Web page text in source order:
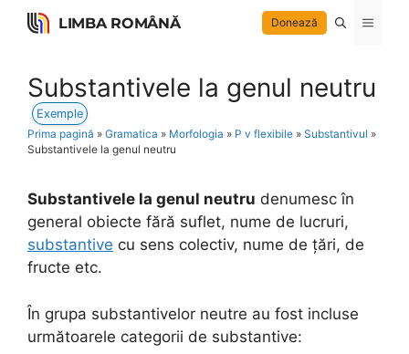
Skip
LIMBA ROMÂNĂ Donează Menu
Substantivele la genul neutru
Exemple
Prima pagină » Gramatica » Morfologia » P v flexibile » Substantivul »
Substantivele la genul neutru
Substantivele la genul neutru denumesc în
general obiecte fără suflet, nume de lucruri,
substantive cu sens colectiv, nume de țări, de
fructe etc.
În grupa substantivelor neutre au fost incluse
următoarele categorii de substantive: